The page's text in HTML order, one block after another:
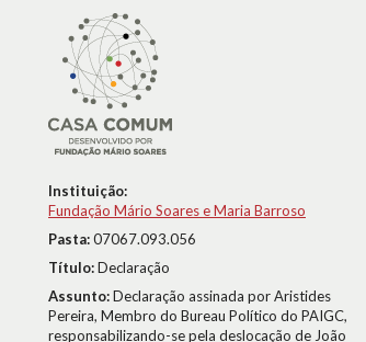
Instituição:
Fundação Mário Soares e Maria Barroso
Pasta:07067.093.056
Título:Declaração
Assunto:Declaração assinada por Aristides
Pereira, Membro do Bureau Político do PAIGC,
responsabilizando-se pela deslocação de João